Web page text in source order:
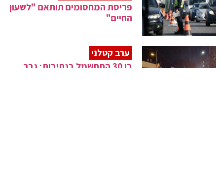
פריסת המחסומים תותאם "לשעון
החיים"
ערב קטלני
בן 30 התחשמל בנתיבות; גבר